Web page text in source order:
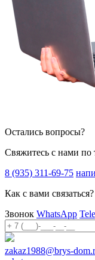
Остались вопросы?
Свяжитесь с нами по
8 (935) 311-69-75
Как с вами связаться?
Звонок WhatsApp
zakaz1988@brys-